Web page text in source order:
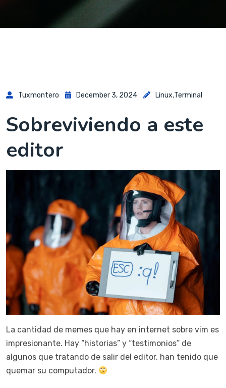
Tuxmontero December 3, 2024 Linux,Terminal
Sobreviviendo a este
editor
La cantidad de memes que hay en internet sobre vim es
impresionante. Hay “historias” y “testimonios” de
algunos que tratando de salir del editor, han tenido que
quemar su computador.